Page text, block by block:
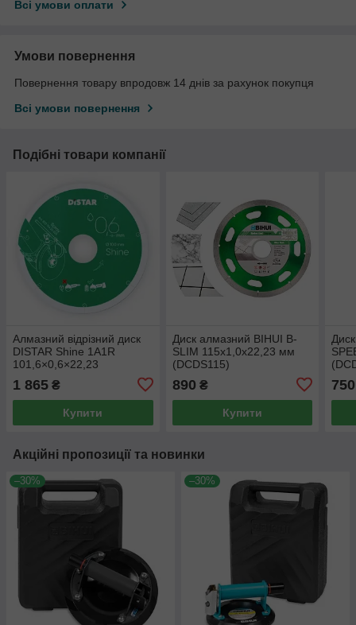
Всі умови оплати
Умови повернення
Повернення товару впродовж 14 днів за рахунок покупця
Всі умови повернення
Подібні товари компанії
Алмазний відрізний диск
DISTAR Shine 1A1R
101,6×0,6×22,23
1 865 ₴
Купити
Диск алмазний BIHUI B-
SLIM 115x1,0x22,23 мм
(DCDS115)
890 ₴
Купити
750
Акційні пропозиції та новинки
–30% –30%